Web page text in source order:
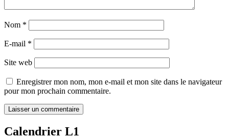
Nom *
E-mail *
Site web
Enregistrer mon nom, mon e-mail et mon site dans le navigateur
pour mon prochain commentaire.
Calendrier L1